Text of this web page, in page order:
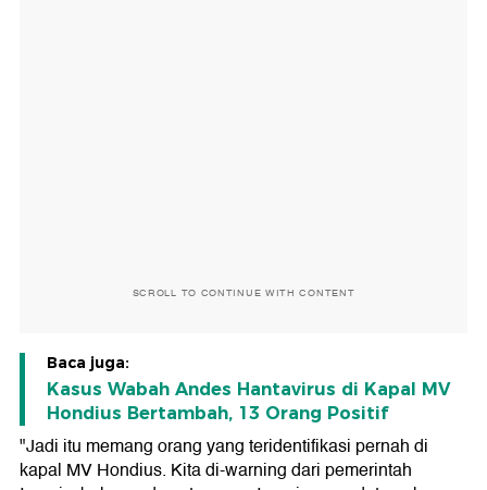
SCROLL TO CONTINUE WITH CONTENT
Baca juga:
Kasus Wabah Andes Hantavirus di Kapal MV
Hondius Bertambah, 13 Orang Positif
"Jadi itu memang orang yang teridentifikasi pernah di
kapal MV Hondius. Kita di-warning dari pemerintah